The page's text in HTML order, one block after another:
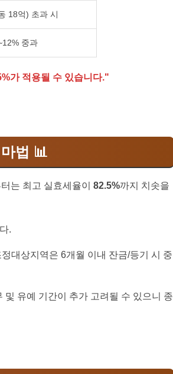
18억) 초과 시
중과
가 적용될 수 있습니다."
법 📊
는 최고 실효세율이 82.5%까지 치솟을
.
대상지역은 6개월 이내 잔금/등기 시 중
유예 기간이 추가 고려될 수 있으니 종